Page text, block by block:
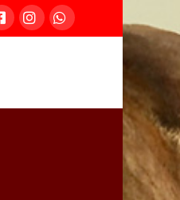
FacebookInstagram
Whatsapp